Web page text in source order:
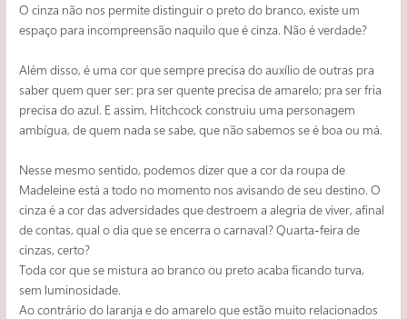
O cinza não nos permite distinguir o preto do branco, existe um
espaço para incompreensão naquilo que é cinza. Não é verdade?
Além disso, é uma cor que sempre precisa do auxílio de outras pra
saber quem quer ser: pra ser quente precisa de amarelo; pra ser fria
precisa do azul. E assim, Hitchcock construiu uma personagem
ambígua, de quem nada se sabe, que não sabemos se é boa ou má.
Nesse mesmo sentido, podemos dizer que a cor da roupa de
Madeleine está a todo no momento nos avisando de seu destino. O
cinza é a cor das adversidades que destroem a alegria de viver, afinal
de contas, qual o dia que se encerra o carnaval? Quarta-feira de
cinzas, certo?
Toda cor que se mistura ao branco ou preto acaba ficando turva,
sem luminosidade.
Ao contrário do laranja e do amarelo que estão muito relacionados